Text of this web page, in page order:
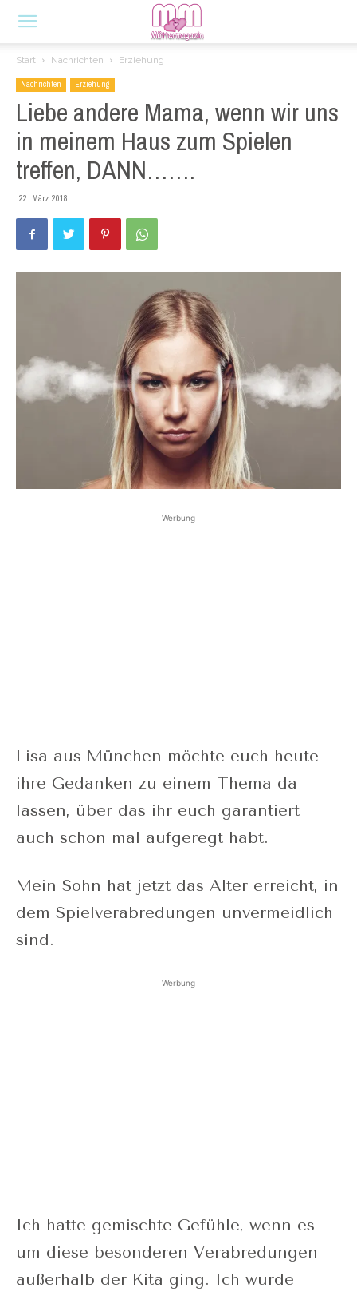
Start Nachrichten Erziehung
Nachrichten Erziehung
Liebe andere Mama, wenn wir uns
in meinem Haus zum Spielen
treffen, DANN…….
22. März 2018
Werbung
Lisa aus München möchte euch heute
ihre Gedanken zu einem Thema da
lassen, über das ihr euch garantiert
auch schon mal aufgeregt habt.
Mein Sohn hat jetzt das Alter erreicht, in
dem Spielverabredungen unvermeidlich
sind.
Werbung
Ich hatte gemischte Gefühle, wenn es
um diese besonderen Verabredungen
außerhalb der Kita ging. Ich wurde